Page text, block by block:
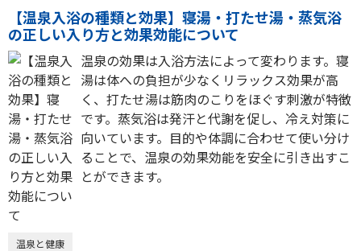
【温泉入浴の種類と効果】寝湯・打たせ湯・蒸気浴
の正しい入り方と効果効能について
温泉の効果は入浴方法によって変わります。寝
湯は体への負担が少なくリラックス効果が高
く、打たせ湯は筋肉のこりをほぐす刺激が特徴
です。蒸気浴は発汗と代謝を促し、冷え対策に
向いています。目的や体調に合わせて使い分け
ることで、温泉の効果効能を安全に引き出すこ
とができます。
温泉と健康